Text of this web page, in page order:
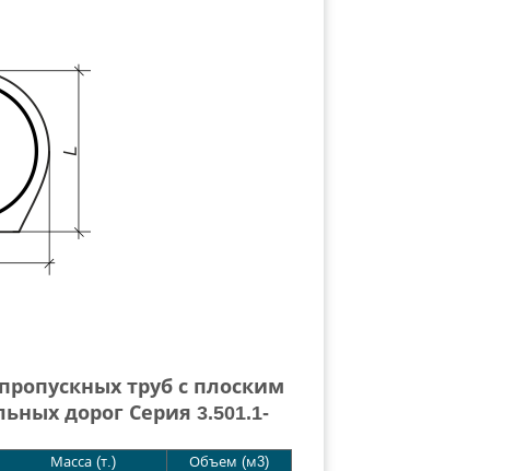
труб с плоским
дорог Серия 3.501.1-
Масса (т.)
Объем (м3)